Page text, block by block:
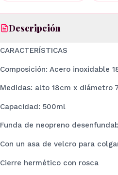
Descripción
CARACTERÍSTICAS
Composición: Acero inoxidable
Medidas: alto 18cm x diámetro
Capacidad: 500ml
Funda de neopreno
Con un asa de velcro para
Cierre hermético con rosca